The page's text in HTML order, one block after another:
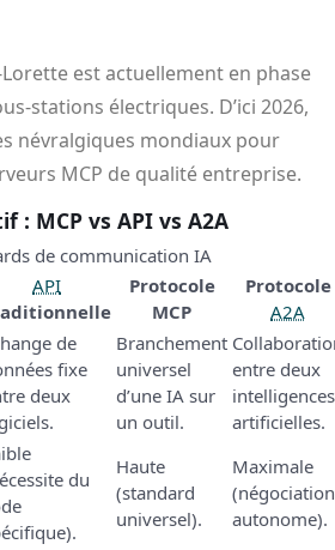
Lorette est actuellement en phase
stations électriques. D’ici 2026,
névralgiques mondiaux pour
MCP de qualité entreprise.
: MCP vs API vs A2A
de communication IA
API
Protocole
MCP
Protocole
A2A
de
fixe
deux
Branchement
universel
d’une IA sur
un outil.
entre deux
intelligences
artificielles.
du
Haute
(standard
universel).
Maximale
(négociation
autonome).